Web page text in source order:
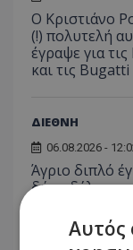
Ο Κριστιάνο
(!) πολυτελή
έγραψε για
και τις Bugatti
ΔΙΕΘΝΗ
06.08.2026 -
Άγριο διπλό
δύο αδέλφια
Αυτός